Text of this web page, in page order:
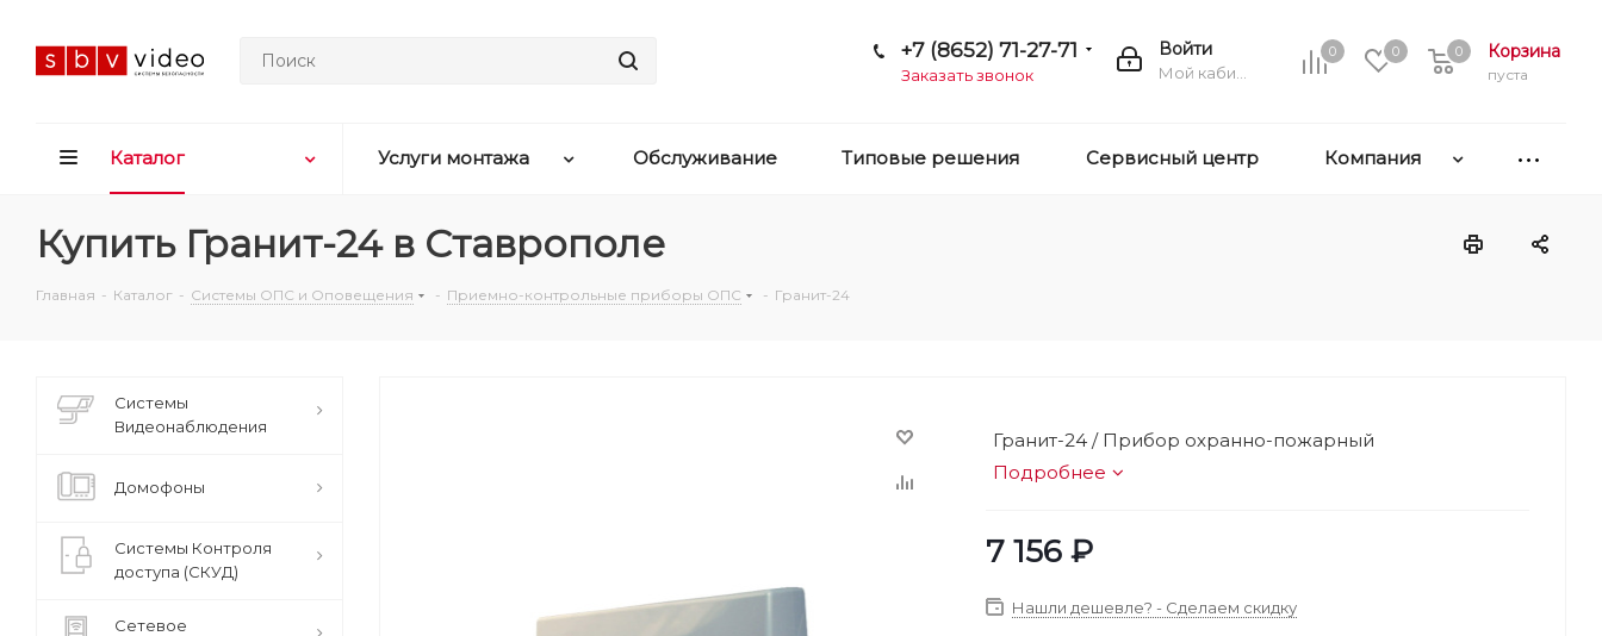
0 0 Корзина
пуста
0
Войти
+7 (8652) 71-27-71
Заказать звонок
Каталог Услуги монтажа Обслуживание Типовые решения Сервисный центр Компания
Купить Гранит-24 в Ставрополе
Главная - Каталог - Системы ОПС и Оповещения - Приемно-контрольные приборы ОПС - Гранит-24
Гранит-24 / Прибор охранно-пожарный
Подробнее
7 156 ₽
Нашли дешевле? - Сделаем скидку
Системы
Видеонаблюдения
Домофоны
Системы Контроля
доступа (СКУД)
Сетевое